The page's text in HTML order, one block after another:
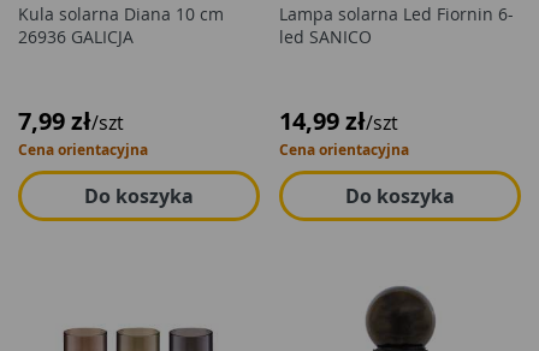
Kula solarna Diana 10 cm
26936 GALICJA
7,99 zł/szt
Cena orientacyjna
Do koszyka
Lampa solarna Led Fiornin 6-
led SANICO
14,99 zł/szt
Cena orientacyjna
Do koszyka